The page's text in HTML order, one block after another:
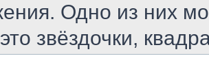
Одно из них
звёздочки,